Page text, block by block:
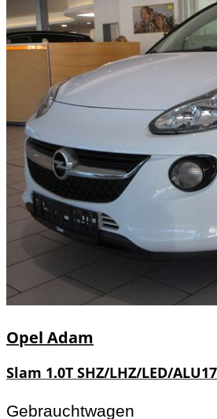
Opel Adam
Slam 1.0T SHZ/LHZ/LED/
Gebrauchtwagen